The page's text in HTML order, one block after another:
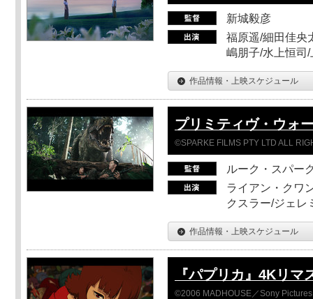
新城毅彦
福原遥/細田佳央
嶋朋子/水上恒司
作品情報・上映スケジュール
プリミティヴ・ウォ
©SPARKE FILMS PTY LTD ALL
ルーク・スパー
ライアン・クワ
クスラー/ジェレ
作品情報・上映スケジュール
『パプリカ』4Kリマ
©2006 MADHOUSE／Sony